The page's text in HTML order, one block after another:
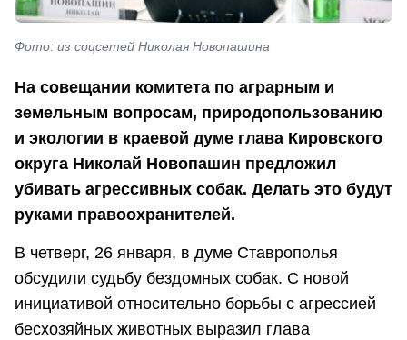
Фото: из соцсетей Николая Новопашина
На совещании комитета по аграрным и
земельным вопросам, природопользованию
и экологии в краевой думе глава Кировского
округа Николай Новопашин предложил
убивать агрессивных собак. Делать это будут
руками правоохранителей.
В четверг, 26 января, в думе Ставрополья
обсудили судьбу бездомных собак. С новой
инициативой относительно борьбы с агрессией
бесхозяйных животных выразил глава